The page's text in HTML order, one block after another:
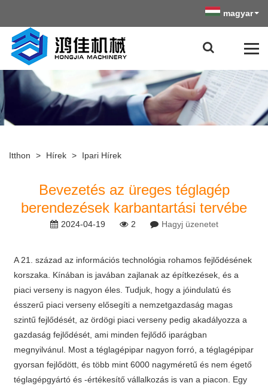
magyar
Itthon > Hírek > Ipari Hírek
Bevezetés az üreges téglagép
berendezések karbantartási tervébe
2024-04-19 2 Hagyj üzenetet
A 21. század az információs technológia rohamos fejlődésének
korszaka. Kínában is javában zajlanak az építkezések, és a
piaci verseny is nagyon éles. Tudjuk, hogy a jóindulatú és
ésszerű piaci verseny elősegíti a nemzetgazdaság magas
szintű fejlődését, az ördögi piaci verseny pedig akadályozza a
gazdaság fejlődését, ami minden fejlődő iparágban
megnyilvánul. Most a téglagépipar nagyon forró, a téglagépipar
gyorsan fejlődött, és több mint 6000 nagyméretű és nem égető
téglagépgyártó és -értékesítő vállalkozás is van a piacon. Egy